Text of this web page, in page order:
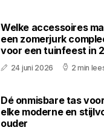
Welke accessoires
een zomerjurk
voor een tuinfeest in
24 juni 2026 2 min
Dé onmisbare tas voor
elke moderne en
ouder